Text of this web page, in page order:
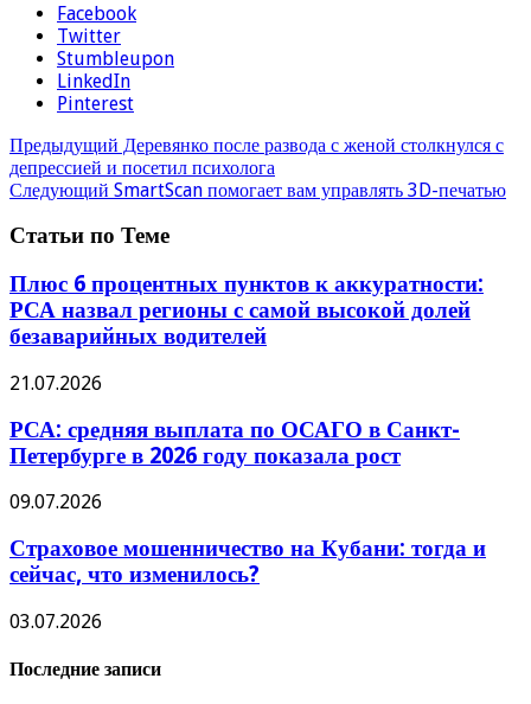
Facebook
Twitter
Stumbleupon
LinkedIn
Pinterest
Предыдущий Деревянко после развода с женой столкнулся с
депрессией и посетил психолога
Следующий SmartScan помогает вам управлять 3D-печатью
Статьи по Теме
Плюс 6 процентных пунктов к аккуратности:
РСА назвал регионы с самой высокой долей
безаварийных водителей
21.07.2026
РСА: средняя выплата по ОСАГО в Санкт-
Петербурге в 2026 году показала рост
09.07.2026
Страховое мошенничество на Кубани: тогда и
сейчас, что изменилось?
03.07.2026
Последние записи